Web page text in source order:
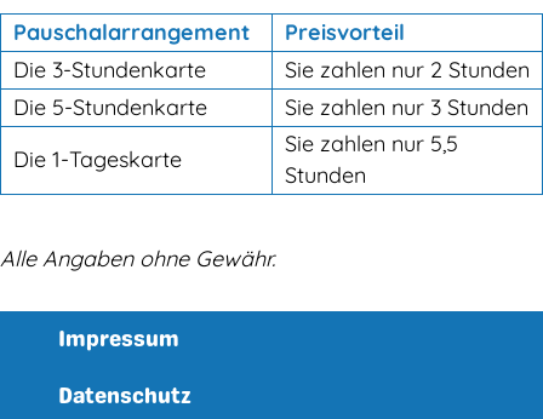
Pauschalarrangement
Preisvorteil
Die 3-Stundenkarte
Sie zahlen nur 2 Stunden
Die 5-Stundenkarte
Sie zahlen nur 3 Stunden
Die 1-Tageskarte
Sie zahlen nur 5,5
Stunden
Alle Angaben ohne Gewähr.
Impressum
Datenschutz